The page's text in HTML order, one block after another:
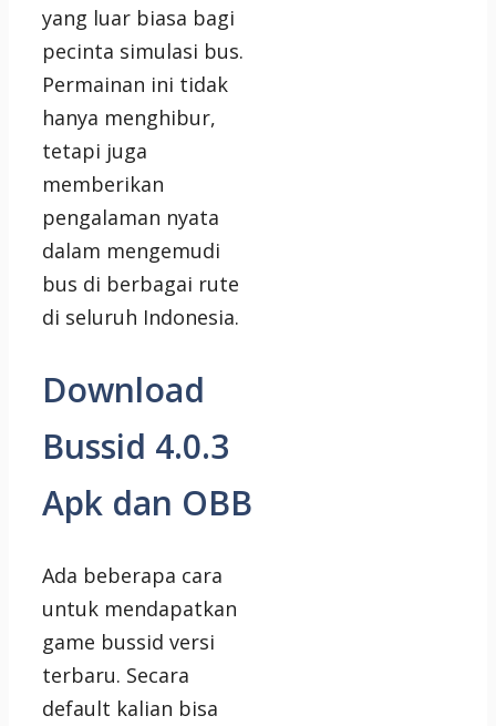
yang luar biasa bagi
pecinta simulasi bus.
Permainan ini tidak
hanya menghibur,
tetapi juga
memberikan
pengalaman nyata
dalam mengemudi
bus di berbagai rute
di seluruh Indonesia.
Download
Bussid 4.0.3
Apk dan OBB
Ada beberapa cara
untuk mendapatkan
game bussid versi
terbaru. Secara
default kalian bisa